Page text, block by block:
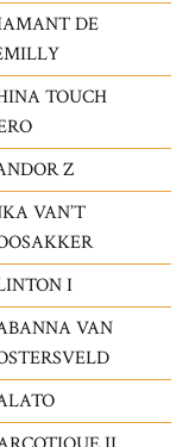
DE
TOUCH
Z
VAN’T
I
VAN